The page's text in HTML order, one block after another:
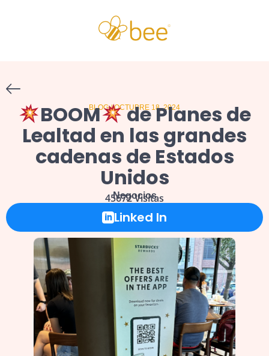
BLOG / OCTUBRE 18, 2024
BOOM de Planes de
Lealtad en las grandes
cadenas de Estados
Unidos
Negocios
45672Visitas
Linked In